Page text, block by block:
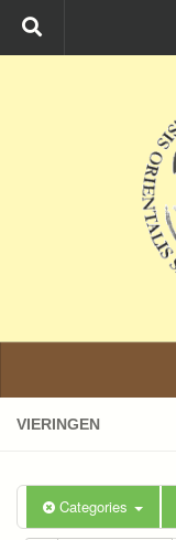
Ga naar de inhoud
VIERINGEN
Categories